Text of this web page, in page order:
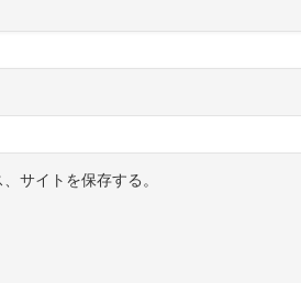
サイトを保存する。